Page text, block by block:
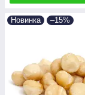
Новинка –15%